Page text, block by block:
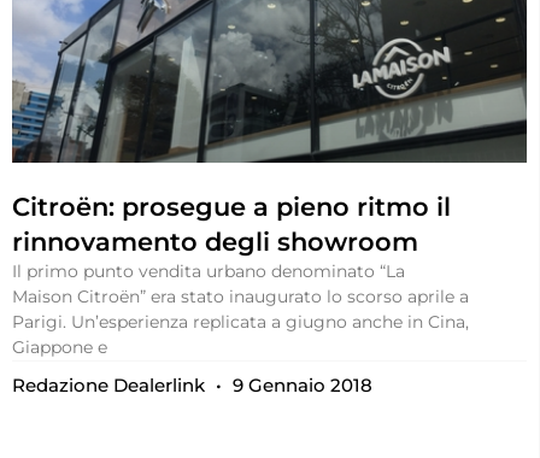
Citroën: prosegue a pieno ritmo il
rinnovamento degli showroom
Il primo punto vendita urbano denominato “La
Maison Citroën” era stato inaugurato lo scorso aprile a
Parigi. Un’esperienza replicata a giugno anche in Cina,
Giappone e
Redazione Dealerlink 9 Gennaio 2018